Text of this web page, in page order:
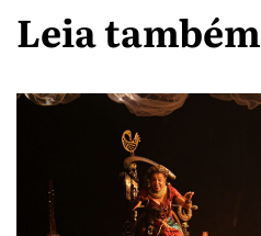
Leia também